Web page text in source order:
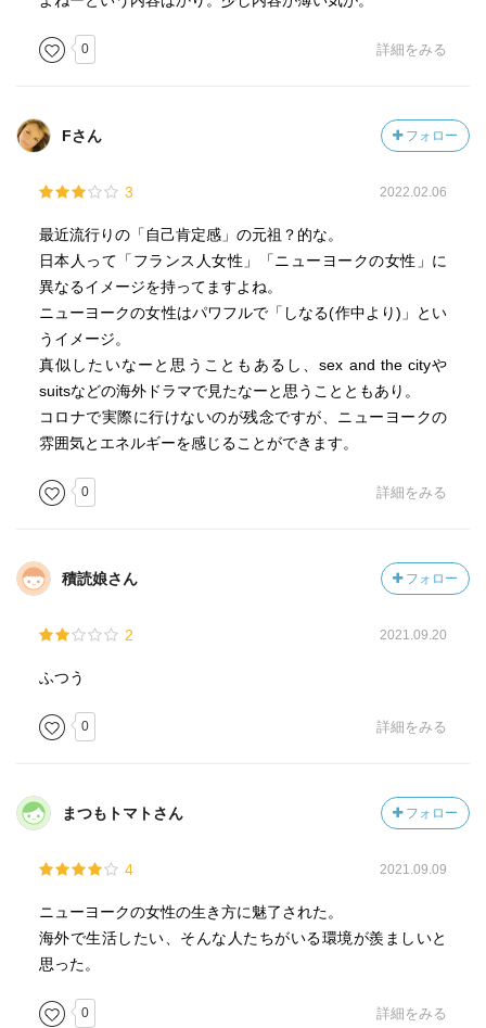
0 詳細をみる
Fさん フォロー
3 2022.02.06
最近流行りの「自己肯定感」の元祖？的な。
日本人って「フランス人女性」「ニューヨークの女性」に
異なるイメージを持ってますよね。
ニューヨークの女性はパワフルで「しなる(作中より)」とい
うイメージ。
真似したいなーと思うこともあるし、sex and the cityや
suitsなどの海外ドラマで見たなーと思うことともあり。
コロナで実際に行けないのが残念ですが、ニューヨークの
雰囲気とエネルギーを感じることができます。
0 詳細をみる
積読娘さん フォロー
2 2021.09.20
ふつう
0 詳細をみる
まつもトマトさん フォロー
4 2021.09.09
ニューヨークの女性の生き方に魅了された。
海外で生活したい、そんな人たちがいる環境が羨ましいと
思った。
0 詳細をみる